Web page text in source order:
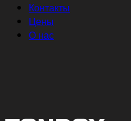
Контакты
Цены
О нас